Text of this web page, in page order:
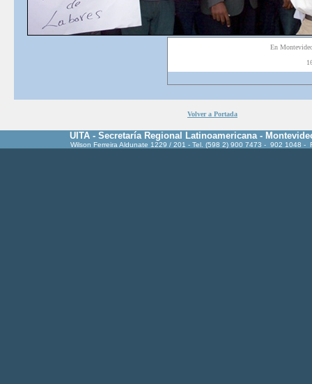
En
Volver a Portada
UITA - Secretaría Regional Latinoamericana -
Wilson Ferreira Aldunate 1229 / 201 - Tel. (598 2) 900 7473 - 902 1048 -